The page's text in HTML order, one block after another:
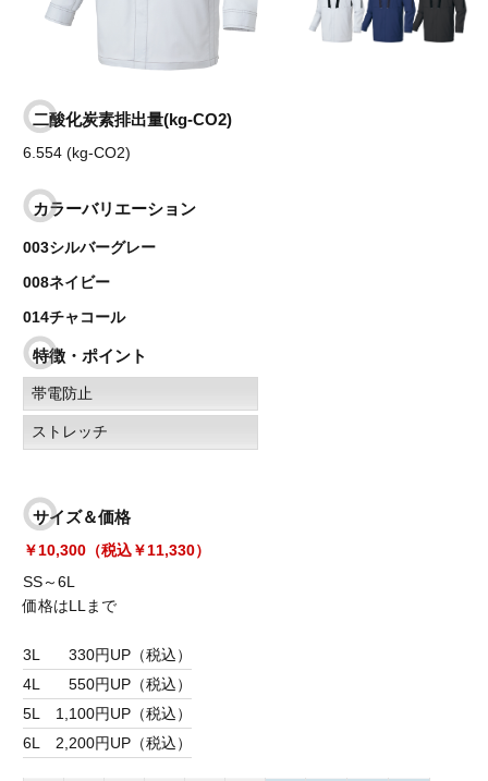
二酸化炭素排出量(kg-CO2)
6.554 (kg-CO2)
カラーバリエーション
003シルバーグレー
008ネイビー
014チャコール
特徴・ポイント
帯電防止
ストレッチ
サイズ＆価格
￥10,300（税込￥11,330）
SS～6L
価格はLLまで
3L
330円UP（税込）
4L
550円UP（税込）
5L
1,100円UP（税込）
6L
2,200円UP（税込）